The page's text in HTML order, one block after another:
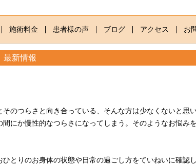
施術料金 患者様の声 ブログ アクセス お
最新情報
のつらさと向き合っている、そんな方は少なくないと思
にか慢性的なつらさになってしまう。そのようなお悩み
とりのお身体の状態や日常の過ごし方をていねいに確認